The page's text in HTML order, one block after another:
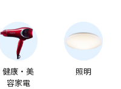
健康・美
容家電
照明